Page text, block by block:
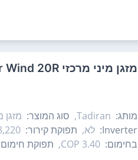
‏מזגן מיני מרכזי Tadiran Super Wind 20R ‏2.0 ‏כ"ס תדיראן
מותג: Tadiran, סוג המוצר: מזגן
Inverter: לא, תפוקת קירור: BTU,
בחימום: 3.40 COP, תפוקת